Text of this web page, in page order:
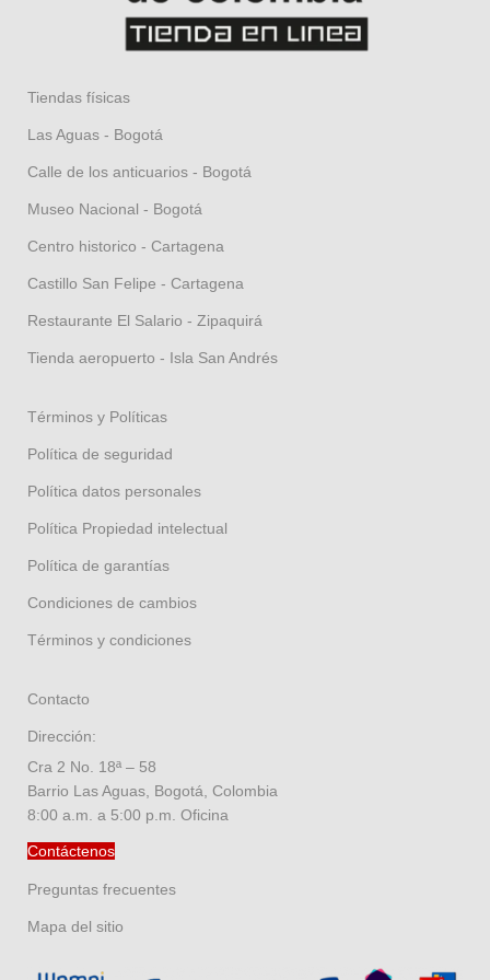
Tiendas físicas
Las Aguas - Bogotá
Calle de los anticuarios - Bogotá
Museo Nacional - Bogotá
Centro historico - Cartagena
Castillo San Felipe - Cartagena
Restaurante El Salario - Zipaquirá
Tienda aeropuerto - Isla San Andrés
Términos y Políticas
Política de seguridad
Política datos personales
Política Propiedad intelectual
Política de garantías
Condiciones de cambios
Términos y condiciones
Contacto
Dirección:
Cra 2 No. 18ª – 58
Barrio Las Aguas, Bogotá, Colombia
8:00 a.m. a 5:00 p.m. Oficina
Contáctenos
Preguntas frecuentes
Mapa del sitio